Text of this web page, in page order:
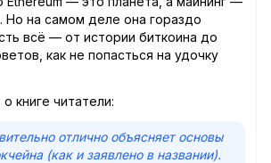
Но на самом деле она гораздо
всё — от истории биткоина до
как не попасться на удочку
книге читатели:
отлично объясняет основы
(как и заявлено в названии).